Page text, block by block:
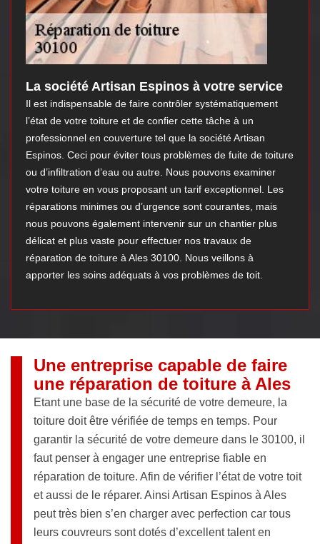
La société Artisan Espinos à votre service
Il est indispensable de faire contrôler systématiquement
l’état de votre toiture et de confier cette tâche à un
professionnel en couverture tel que la société Artisan
Espinos. Ceci pour éviter tous problèmes de fuite de toiture
ou d’infiltration d’eau ou autre. Nous pouvons examiner
votre toiture en vous proposant un tarif exceptionnel. Les
réparations minimes ou d’urgence sont courantes, mais
nous pouvons également intervenir sur un chantier plus
délicat et plus vaste pour effectuer nos travaux de
réparation de toiture à Ales 30100. Nous veillons à
apporter les soins adéquats à vos problèmes de toit.
Une entreprise capable de faire
une réparation de toiture à Ales
Etant une base de la sécurité de votre demeure, la
toiture doit être vérifiée de temps en temps. Pour
garantir la sécurité de votre demeure dans le 30100, il
faut penser à engager une entreprise fiable en
réparation de toiture. Afin de vérifier l’état de votre toit
et aussi de le réparer. Ainsi Artisan Espinos à Ales
peut très bien s’en charger avec perfection car tous
leurs couvreurs sont dotés d’excellent talent en